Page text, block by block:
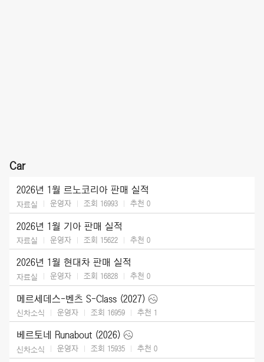
Car
2026년 1월 르노코리아 판매 실적
자료실 운영자 조회 16993 추천 0
2026년 1월 기아 판매 실적
자료실 운영자 조회 15622 추천 0
2026년 1월 현대차 판매 실적
자료실 운영자 조회 16828 추천 0
메르세데스-벤츠 S-Class (2027)
신차소식 운영자 조회 16959 추천 1
베르토네 Runabout (2026)
신차소식 운영자 조회 15935 추천 0